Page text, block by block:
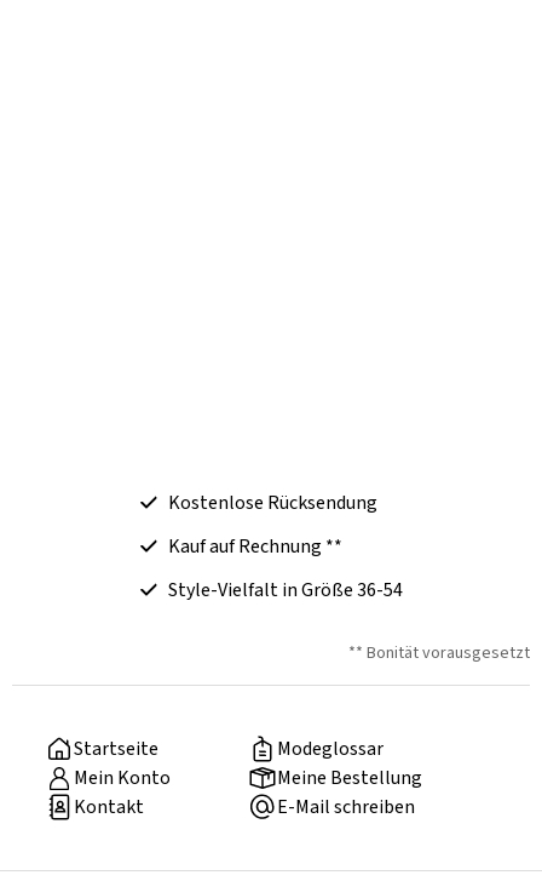
Kostenlose Rücksendung
Kauf auf Rechnung **
Style-Vielfalt in Größe 36-54
** Bonität vorausgesetzt
Startseite
Modeglossar
Mein Konto
Meine Bestellung
Kontakt
E-Mail schreiben